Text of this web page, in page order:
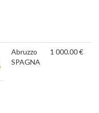
Abruzzo
SPAGNA
1 000.00 €